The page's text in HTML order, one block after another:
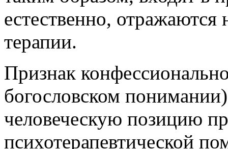
естественно,
терапии.
Признак
богословском
человеческую позицию
психотерапевтической